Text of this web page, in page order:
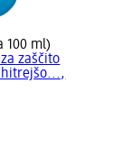
100 ml)
zaščito
hitrejšo...,